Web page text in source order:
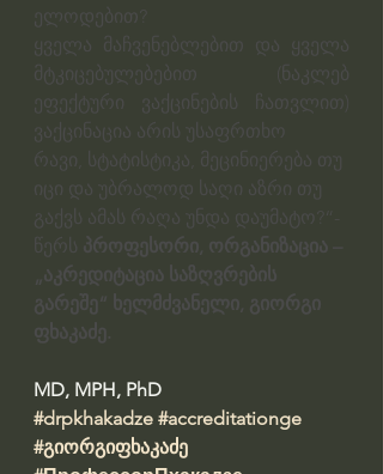
ელოდებით?
ყველა მაჩვენებლებით და ყველა
მტკიცებულებებით (ნაკლებ
ეფექტური ვაქცინების ჩათვლით)
ვაქცინაცია არის უსაფრთხო
რავი, სტატისტიკა, მეცინიერება თუ
იცი და უბრალოდ საღი აზრი თუ
გაქვს ამას რაღა უნდა დაუმატო?“-
წერს პროფესორი, ორგანიზაცია –
„აკრედიტაცია საზღვრების
გარეშე“ ხელმძვანელი, გიორგი
ფხაკაძე.
MD, MPH, PhD
#drpkhakadze #accreditationge
#გიორგიფხაკაძე